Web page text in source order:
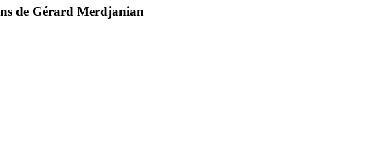
de Gérard Merdjanian